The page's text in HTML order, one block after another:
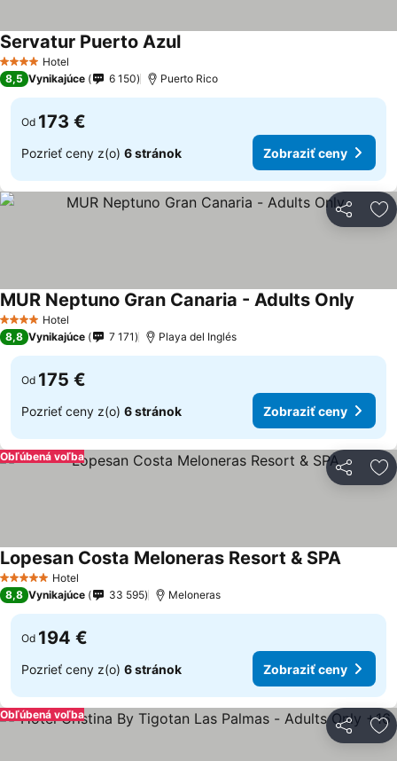
4 Počet hviezdičiek
Hotel
Servatur Puerto Azul
8,5 Vynikajúce 6 150 Puerto Rico
Od 173 €
Pozrieť ceny z(o) 6 stránok Zobraziť ceny
Zdieľať
4 Počet hviezdičiek
Hotel
MUR Neptuno Gran Canaria - Adults Only
8,8 Vynikajúce 7 171 Playa del Inglés
Od 175 €
Pozrieť ceny z(o) 6 stránok Zobraziť ceny
Zdieľať
Obľúbená voľba
5 Počet hviezdičiek
Hotel
Lopesan Costa Meloneras Resort & SPA
8,8 Vynikajúce 33 595 Meloneras
Od 194 €
Pozrieť ceny z(o) 6 stránok Zobraziť ceny
Zdieľať
Obľúbená voľba